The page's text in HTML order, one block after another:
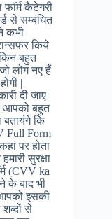
कैटेगरी
से सम्बंधित
कभी
किये
बहुत
लोग नए हैं
|
दी जाए |
आपको बहुत
कि
Full Form
पर होता
सुरक्षा
(CVV ka
के बाद भी
इसकी
से